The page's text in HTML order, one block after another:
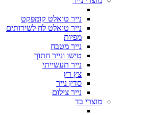
נייר טואלט קומפקט
נייר טואלט לח לשירותים
מפיות
נייר מטבח
טישו ונייר חתוך
נייר תעשייתי
צץ רץ
סדין נייר
נייר צילום
מוצרי בד